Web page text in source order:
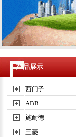
产品展示
西门子
ABB
施耐德
三菱